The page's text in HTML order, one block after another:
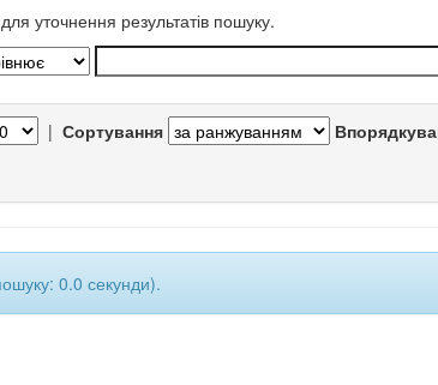
уточнення результатів пошуку.
| Сортування
0.0 секунди).